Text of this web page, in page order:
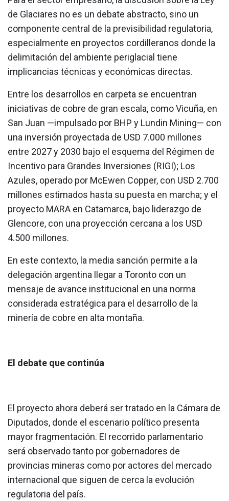
de Glaciares no es un debate abstracto, sino un
componente central de la previsibilidad regulatoria,
especialmente en proyectos cordilleranos donde la
delimitación del ambiente periglacial tiene
implicancias técnicas y económicas directas.
Entre los desarrollos en carpeta se encuentran
iniciativas de cobre de gran escala, como Vicuña, en
San Juan —impulsado por BHP y Lundin Mining— con
una inversión proyectada de USD 7.000 millones
entre 2027 y 2030 bajo el esquema del Régimen de
Incentivo para Grandes Inversiones (RIGI); Los
Azules, operado por McEwen Copper, con USD 2.700
millones estimados hasta su puesta en marcha; y el
proyecto MARA en Catamarca, bajo liderazgo de
Glencore, con una proyección cercana a los USD
4.500 millones.
En este contexto, la media sanción permite a la
delegación argentina llegar a Toronto con un
mensaje de avance institucional en una norma
considerada estratégica para el desarrollo de la
minería de cobre en alta montaña.
El debate que continúa
El proyecto ahora deberá ser tratado en la Cámara de
Diputados, donde el escenario político presenta
mayor fragmentación. El recorrido parlamentario
será observado tanto por gobernadores de
provincias mineras como por actores del mercado
internacional que siguen de cerca la evolución
regulatoria del país.